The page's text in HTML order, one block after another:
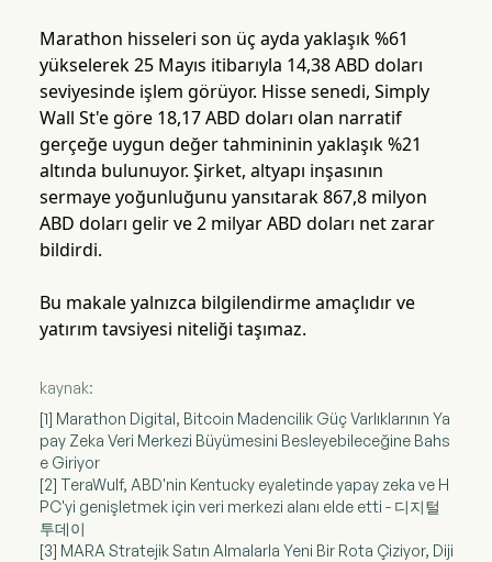
Marathon hisseleri son üç ayda yaklaşık %61
yükselerek 25 Mayıs itibarıyla 14,38 ABD doları
seviyesinde işlem görüyor. Hisse senedi, Simply
Wall St'e göre 18,17 ABD doları olan narratif
gerçeğe uygun değer tahmininin yaklaşık %21
altında bulunuyor. Şirket, altyapı inşasının
sermaye yoğunluğunu yansıtarak 867,8 milyon
ABD doları gelir ve 2 milyar ABD doları net zarar
bildirdi.
Bu makale yalnızca bilgilendirme amaçlıdır ve
yatırım tavsiyesi niteliği taşımaz.
kaynak:
[1] Marathon Digital, Bitcoin Madencilik Güç Varlıklarının Ya
pay Zeka Veri Merkezi Büyümesini Besleyebileceğine Bahs
e Giriyor
[2] TeraWulf, ABD'nin Kentucky eyaletinde yapay zeka ve H
PC'yi genişletmek için veri merkezi alanı elde etti - 디지털
투데이
[3] MARA Stratejik Satın Almalarla Yeni Bir Rota Çiziyor, Diji